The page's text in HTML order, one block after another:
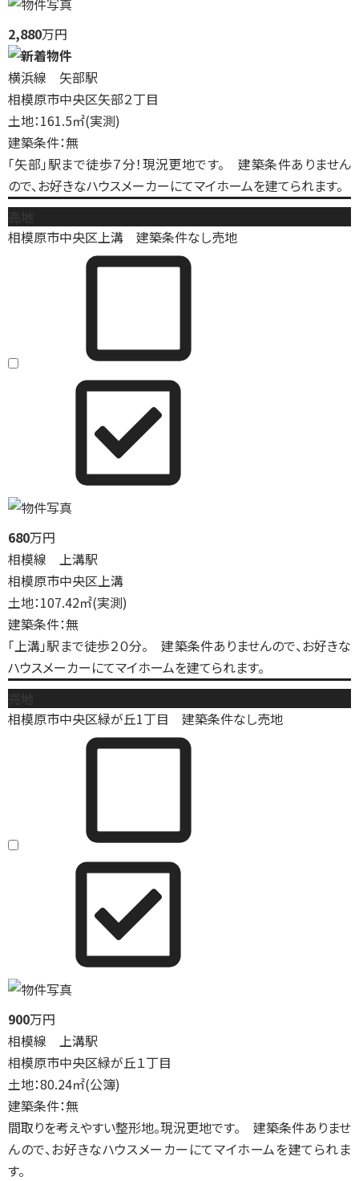
2,880万円
横浜線 矢部駅
相模原市中央区矢部２丁目
土地：161.5㎡(実測)
建築条件：無
「矢部」駅まで徒歩７分！現況更地です。 建築条件ありません
ので、お好きなハウスメーカーにてマイホームを建てられます。
相模原市中央区上溝 建築条件なし売地
680万円
相模線 上溝駅
相模原市中央区上溝
土地：107.42㎡(実測)
建築条件：無
「上溝」駅まで徒歩２０分。 建築条件ありませんので、お好きな
ハウスメーカーにてマイホームを建てられます。
相模原市中央区緑が丘1丁目 建築条件なし売地
900万円
相模線 上溝駅
相模原市中央区緑が丘１丁目
土地：80.24㎡(公簿)
建築条件：無
間取りを考えやすい整形地。現況更地です。 建築条件ありませ
んので、お好きなハウスメーカーにてマイホームを建てられま
す。